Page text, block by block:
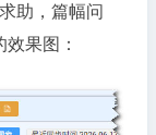
助，篇幅问
果图：